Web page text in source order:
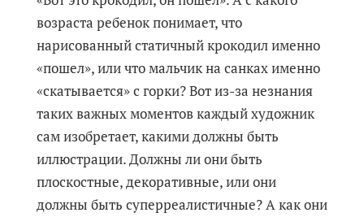
возраста ребенок понимает, что
нарисованный статичный крокодил именно
«пошел», или что мальчик на санках именно
«скатывается» с горки? Вот из-за незнания
таких важных моментов каждый художник
сам изобретает, какими должны быть
иллюстрации. Должны ли они быть
плоскостные, декоративные, или они
должны быть суперреалистичные? А как они